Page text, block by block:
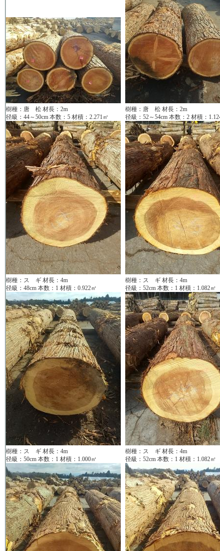
樹種：唐 松 材長：2m
径級：44～50cm 本数：5 材積：2.271㎥
樹種：唐 松 材長：2m
径級：52～54cm 本数：2 材積：
樹種：ス ギ 材長：4m
径級：48cm 本数：1 材積：0.922㎥
樹種：ス ギ 材長：4m
径級：52cm 本数：1 材積：1.082㎥
樹種：ス ギ 材長：4m
径級：50cm 本数：1 材積：1.000㎥
樹種：ス ギ 材長：4m
径級：52cm 本数：1 材積：1.082㎥